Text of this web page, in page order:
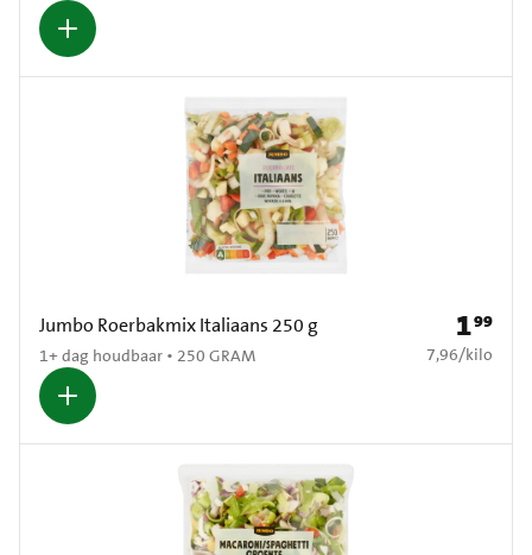
Jumbo Roerbakmix Italiaans 250 g
1+ dag houdbaar • 250 GRAM
Prijs: €
199
€ 7,96 per kilo
7,96/kilo